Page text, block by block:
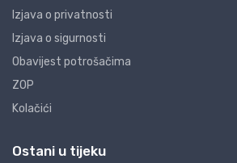
Izjava o privatnosti
Izjava o sigurnosti
Obavijest potrošačima
ZOP
Kolačići
Ostani u tijeku